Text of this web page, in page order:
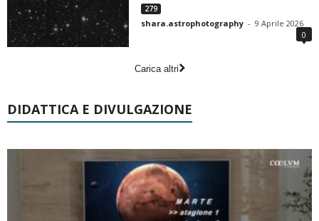
279
shara.astrophotography - 9 Aprile 2026
0
Carica altri
DIDATTICA E DIVULGAZIONE